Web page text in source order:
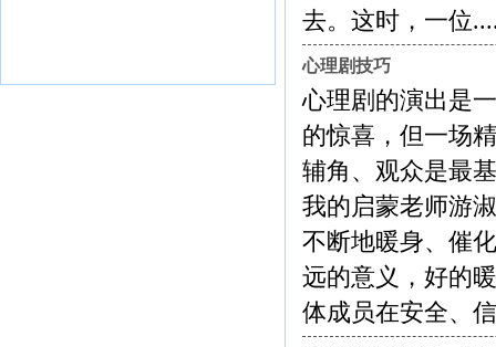
去。这时，一位
心理剧技巧
心理剧的演出是
的惊喜，但一场
辅角、观众是最
我的启蒙老师游
不断地暖身、催
远的意义，好的
体成员在安全、